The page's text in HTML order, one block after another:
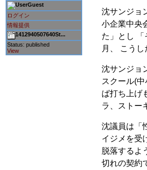
Guest
ログイン
情報提供
1412940507640St...
Status: published
View
沈サンジョ
小企業中央
た」とし
月、 こう
沈サンジョ
スクール(
ば打ち上げ
ラ、ストー
沈議員は「
イジメを受
脱落するよ
切れの契約